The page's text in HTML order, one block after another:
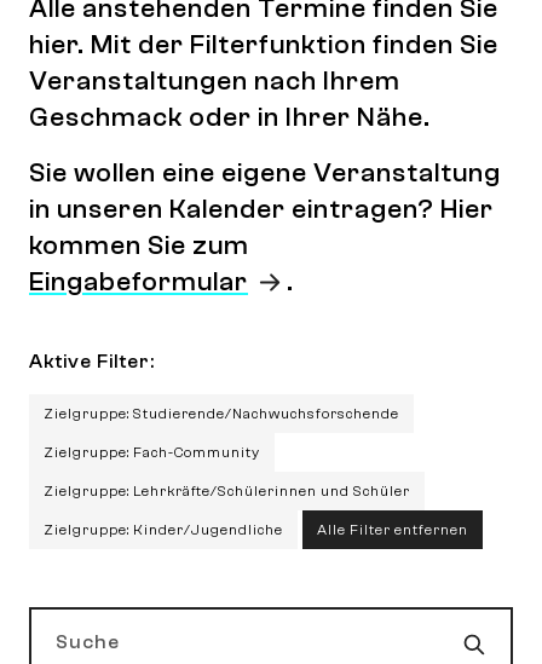
Alle anstehenden Termine finden Sie
hier. Mit der Filterfunktion finden Sie
Veranstaltungen nach Ihrem
Geschmack oder in Ihrer Nähe.
Sie wollen eine eigene Veranstaltung
in unseren Kalender eintragen? Hier
kommen Sie zum
Eingabeformular
.
Aktive Filter:
Zielgruppe: Studierende/Nachwuchsforschende
Zielgruppe: Fach-Community
Zielgruppe: Lehrkräfte/Schülerinnen und Schüler
Zielgruppe: Kinder/Jugendliche Alle Filter entfernen
Suche